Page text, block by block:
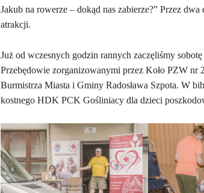
Jakub na rowerze – dokąd nas zabierze?” Przez
atrakcji.
Już od wczesnych godzin rannych zaczęliśmy
Przebędowie zorganizowanymi przez Koło PZW
Burmistrza Miasta i Gminy Radosława Szpota. W
kostnego HDK PCK Gośliniacy dla dzieci